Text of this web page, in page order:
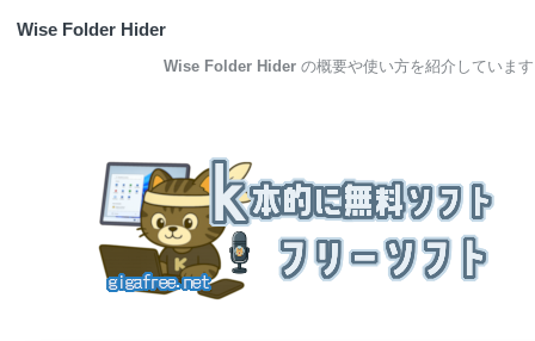
Wise Folder Hider
Wise Folder Hider の概要や使い方を紹介しています